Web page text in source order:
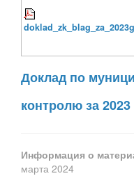
Доклад по
контролю за 2023
Информация о
марта 2024